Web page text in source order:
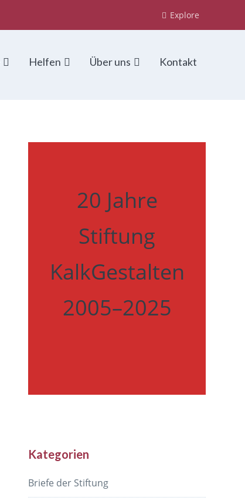
Explore
Helfen Über uns Kontakt
20 Jahre
Stiftung
KalkGestalten
2005–2025
Kategorien
Briefe der Stiftung